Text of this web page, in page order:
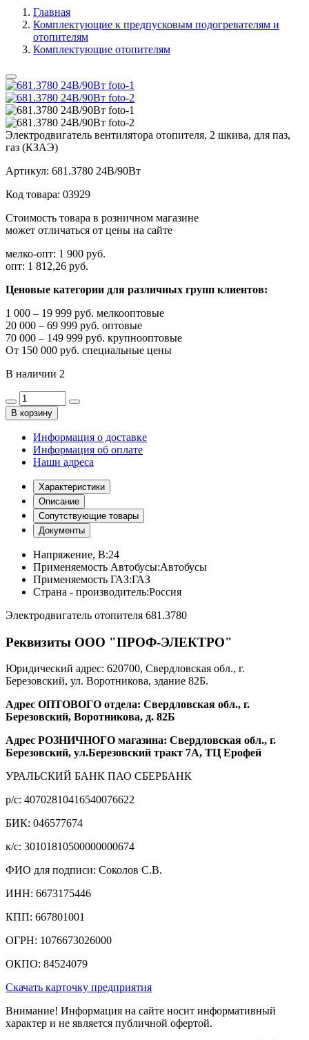
Главная
Комплектующие к предпусковым подогревателям и
отопителям
Комплектующие отопителям
Электродвигатель вентилятора отопителя, 2 шкива, для паз,
газ (КЗАЭ)
Артикул: 681.3780 24В/90Вт
Код товара: 03929
Стоимость товара в розничном магазине
может отличаться от цены на сайте
мелко-опт: 1 900 руб.
опт: 1 812,26 руб.
Ценовые категории для различных групп клиентов:
1 000 – 19 999 руб. мелкооптовые
20 000 – 69 999 руб. оптовые
70 000 – 149 999 руб. крупнооптовые
От 150 000 руб. специальные цены
В наличии 2
В корзину
Информация о доставке
Информация об оплате
Наши адреса
Характеристики
Описание
Сопутствующие товары
Документы
Напряжение, В:24
Применяемость Автобусы:Автобусы
Применяемость ГАЗ:ГАЗ
Страна - производитель:Россия
Электродвигатель отопителя 681.3780
Реквизиты ООО "ПРОФ-ЭЛЕКТРО"
Юридический адрес: 620700, Свердловская обл., г.
Березовский, ул. Воротникова, здание 82Б.
Адрес ОПТОВОГО отдела: Свердловская обл., г.
Березовский, Воротникова, д. 82Б
Адрес РОЗНИЧНОГО магазина: Свердловская обл., г.
Березовский, ул.Березовский тракт 7А, ТЦ Ерофей
УРАЛЬСКИЙ БАНК ПАО СБЕРБАНК
р/c: 40702810416540076622
БИК: 046577674
к/c: 30101810500000000674
ФИО для подписи: Соколов С.В.
ИНН: 6673175446
КПП: 667801001
ОГРН: 1076673026000
ОКПО: 84524079
Скачать карточку предприятия
Внимание! Информация на сайте носит информативный
характер и не является публичной офертой.